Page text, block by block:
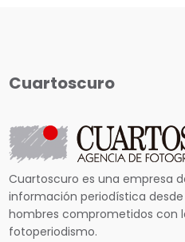
Cuartoscuro
Cuartoscuro es una empresa
información periodística desde
hombres comprometidos con
fotoperiodismo.